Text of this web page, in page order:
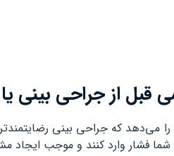
قبل از جراحی بینی
را می‌دهد که جراحی بینی
فشار وارد کنند و موجب ایجاد